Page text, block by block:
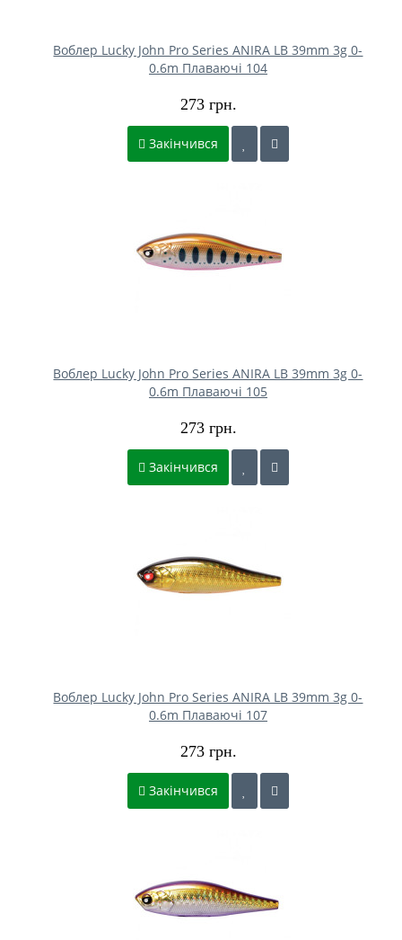
Воблер Lucky John Pro Series ANIRA LB 39mm 3g 0-
0.6m Плаваючі 104
273 грн.
Закінчився
Воблер Lucky John Pro Series ANIRA LB 39mm 3g 0-
0.6m Плаваючі 105
273 грн.
Закінчився
Воблер Lucky John Pro Series ANIRA LB 39mm 3g 0-
0.6m Плаваючі 107
273 грн.
Закінчився